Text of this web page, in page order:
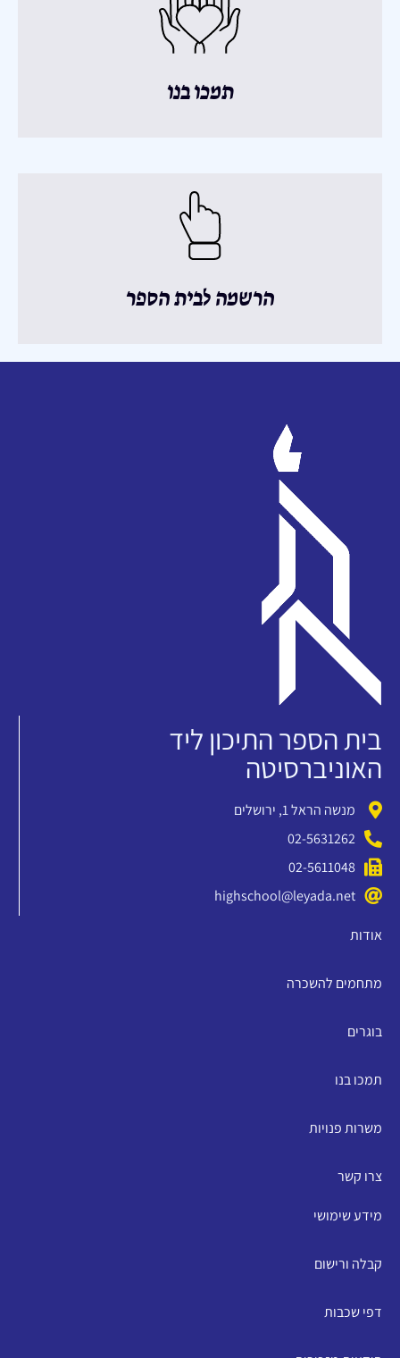
תמכו בנו
הרשמה לבית הספר
בית הספר התיכון ליד
האוניברסיטה
מנשה הראל 1, ירושלים
02-5631262
02-5611048
highschool@leyada.net
אודות
מתחמים להשכרה
בוגרים
תמכו בנו
משרות פנויות
צרו קשר
מידע שימושי
קבלה ורישום
דפי שכבות